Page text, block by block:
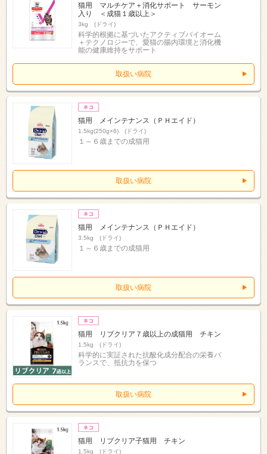
猫用 マルチケア＋消化サポート サーモン
入り ＜成猫１歳以上＞
3kg (ドライ)
科学的根拠に基づいたアクティブバイオーム
＋テクノロジーで、愛猫の腸内環境と消化機
能の健康維持をサポート
取扱い病院
猫用 メインテナンス（ＰＨエイド）
1.5kg(250g×6) (ドライ)
１～６歳までの成猫用
取扱い病院
猫用 メインテナンス（ＰＨエイド）
3.5kg (ドライ)
１～６歳までの成猫用
取扱い病院
猫用 リブクリア７歳以上の成猫用 チキン
1.5kg (ドライ)
科学的に実証された抗酸化成分配合の栄養バ
ランスで、抵抗力を保つ
取扱い病院
猫用 リブクリア子猫用 チキン
1.5kg (ドライ)